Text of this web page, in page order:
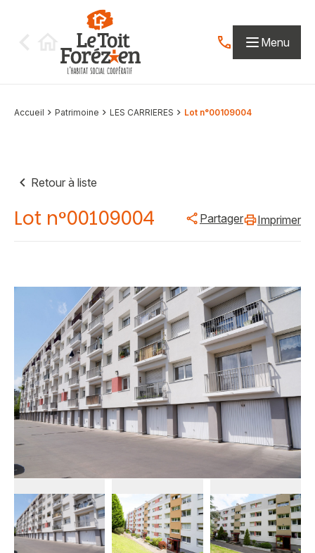
Contactez-nous
Menu
Accueil Patrimoine LES CARRIERES Lot n°00109004
Retour à liste
Lot n°00109004 Partager Imprimer